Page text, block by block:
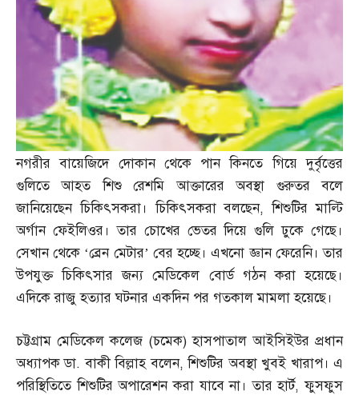
নগরীর বায়েজিদে দোকান থেকে পান কিনতে গিয়ে দুর্বৃত্তের
গুলিতে আহত শিশু রেশমি আক্তারের অবস্থা গুরুতর বলে
জানিয়েছেন চিকিৎসকরা। চিকিৎসকরা বলছেন,শিশুটির মাল্টি
অর্গান ফেইলিওর। তার চোখের ভেতর দিয়ে গুলি ঢুকে গেছে।
সেখান থেকে ‘ব্রেন মেটার’ বের হচ্ছে। এখনো জ্ঞান ফেরেনি। তার
উপযুক্ত চিকিৎসার জন্য মেডিকেল বোর্ড গঠন করা হয়েছে।
এদিকে রাজু হত্যার ঘটনার একদিন পর গতকাল মামলা হয়েছে।
চট্টগ্রাম মেডিকেল কলেজ (চমেক)হাসপাতাল আইসিইউর প্রধান
অধ্যাপক ডা.বাকী বিল্লাহ বলেন,শিশুটির অবস্থা খুবই খারাপ। এ
পরিস্থিতিতে শিশুটির অপারেশন করা যাবে না। তার হার্ট,ফুসফুস